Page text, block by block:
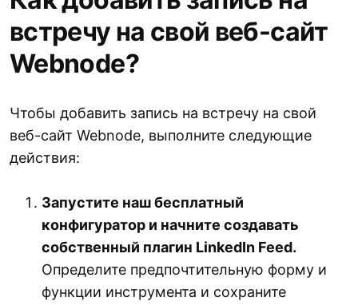
встречу на свой веб-сайт
Webnode?
Чтобы добавить запись на встречу на свой
веб-сайт Webnode, выполните следующие
действия:
Запустите наш бесплатный
конфигуратор и начните создавать
собственный плагин LinkedIn Feed.
Определите предпочтительную форму и
функции инструмента и сохраните